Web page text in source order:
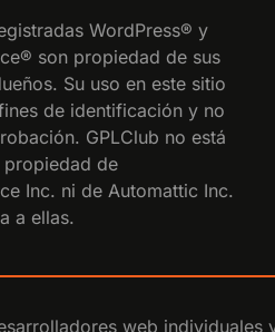
WordPress® y
son propiedad de sus
Su uso en este sitio
de identificación y no
GPLClub no está
propiedad de
Inc. ni de Automattic Inc.
a ellas.
web individuales